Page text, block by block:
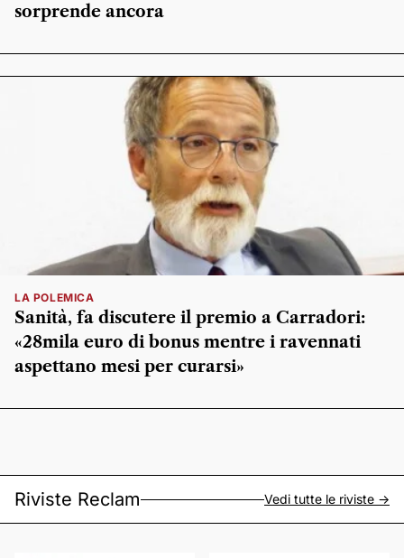
sorprende ancora
LA POLEMICA
Sanità, fa discutere il premio a Carradori:
«28mila euro di bonus mentre i ravennati
aspettano mesi per curarsi»
Riviste Reclam Vedi tutte le riviste ->